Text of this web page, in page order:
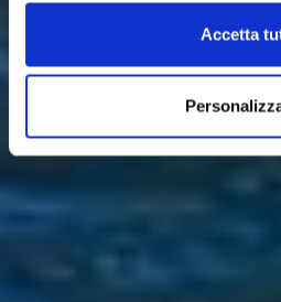
Accetta